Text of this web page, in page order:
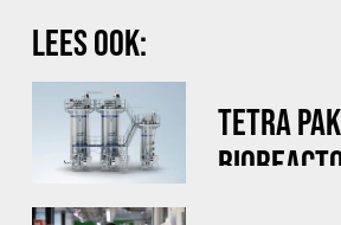
LEES OOK:
TETRA